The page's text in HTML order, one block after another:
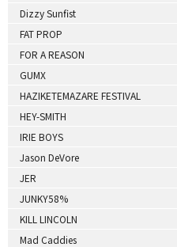
Dizzy Sunfist
FAT PROP
FOR A REASON
GUMX
HAZIKETEMAZARE FESTIVAL
HEY-SMITH
IRIE BOYS
Jason DeVore
JER
JUNKY58%
KILL LINCOLN
Mad Caddies